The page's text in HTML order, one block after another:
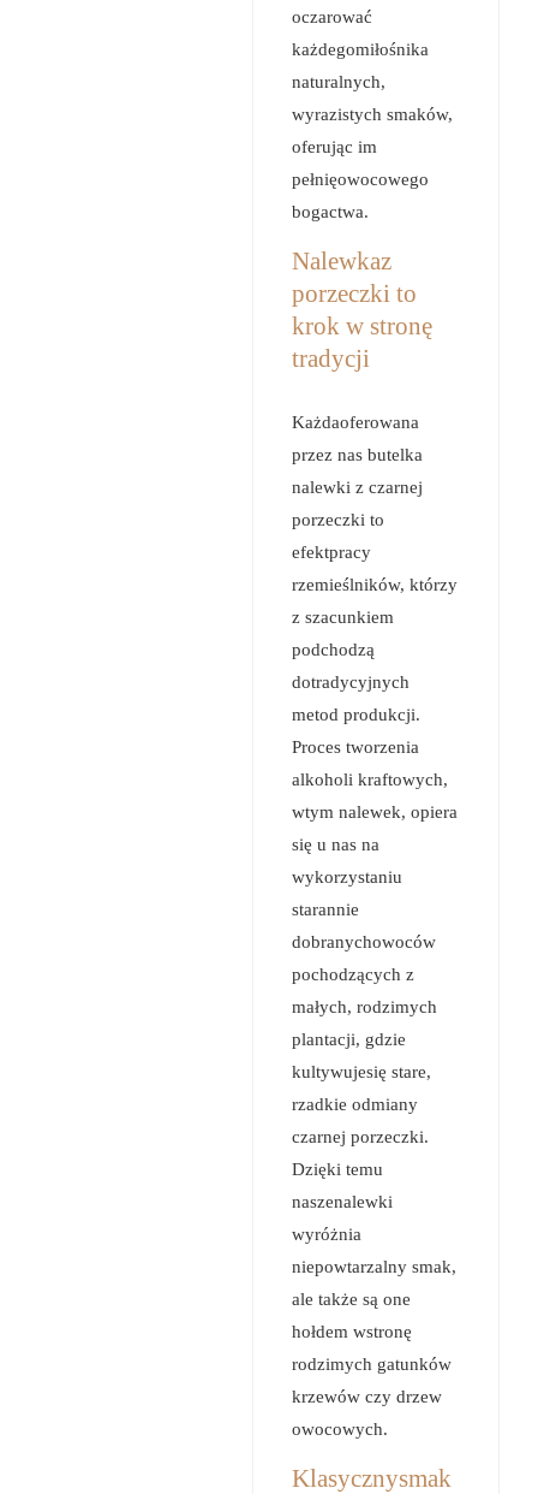
oczarować
każdegomiłośnika
naturalnych,
wyrazistych smaków,
oferując im
pełnięowocowego
bogactwa.
Nalewkaz
porzeczki to
krok w stronę
tradycji
Każdaoferowana
przez nas butelka
nalewki z czarnej
porzeczki to
efektpracy
rzemieślników, którzy
z szacunkiem
podchodzą
dotradycyjnych
metod produkcji.
Proces tworzenia
alkoholi kraftowych,
wtym nalewek, opiera
się u nas na
wykorzystaniu
starannie
dobranychowoców
pochodzących z
małych, rodzimych
plantacji, gdzie
kultywujesię stare,
rzadkie odmiany
czarnej porzeczki.
Dzięki temu
naszenalewki
wyróżnia
niepowtarzalny smak,
ale także są one
hołdem wstronę
rodzimych gatunków
krzewów czy drzew
owocowych.
Klasycznysmak